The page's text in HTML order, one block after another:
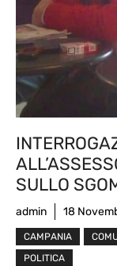
SULLO
admin 18
CAMPANIA
POLITICA